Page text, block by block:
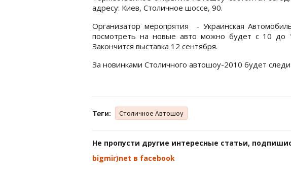
адресу: Киев, Столичное шоссе, 90.
Организатор меропрятия - Украинская
посмотреть на новые авто можно будет с 10 до
Закончится выставка 12 сентября.
За новинками Столичного автошоу-2010 будет
Теги: Столичное Автошоу
Не пропусти другие интересные статьи,
bigmir)net в facebook